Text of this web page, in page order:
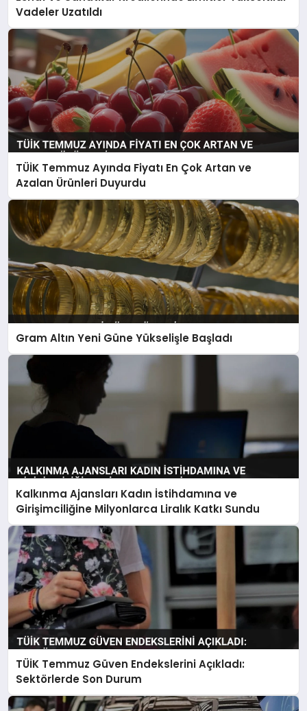
Vadeler Uzatıldı
TÜİK Temmuz Ayında Fiyatı En Çok Artan ve
Azalan Ürünleri Duyurdu
Gram Altın Yeni Güne Yükselişle Başladı
Kalkınma Ajansları Kadın İstihdamına ve
Girişimciliğine Milyonlarca Liralık Katkı Sundu
TÜİK Temmuz Güven Endekslerini Açıkladı:
Sektörlerde Son Durum